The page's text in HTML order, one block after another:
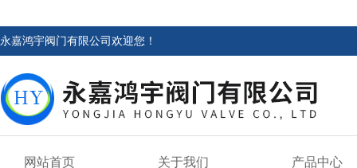
永嘉鸿宇阀门有限公司欢迎您！
网站首页 关于我们 产品中心